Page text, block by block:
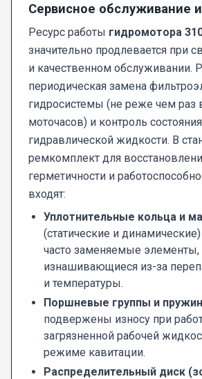
Сервисное обслуживание
Ресурс работы гидромотора
значительно продлевается при
и качественном обслуживании.
периодическая замена
гидросистемы (не реже чем раз
моточасов) и контроль состояния
гидравлической жидкости. В
ремкомплект для
герметичности и
входят:
Уплотнительные кольца и
(статические и
часто заменяемые элементы,
изнашивающиеся из-за
и температуры.
Поршневые группы и
подвержены износу при
загрязненной рабочей
режиме кавитации.
Распределительный диск